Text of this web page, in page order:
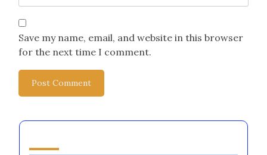
Save my name, email, and website in this browser
for the next time I comment.